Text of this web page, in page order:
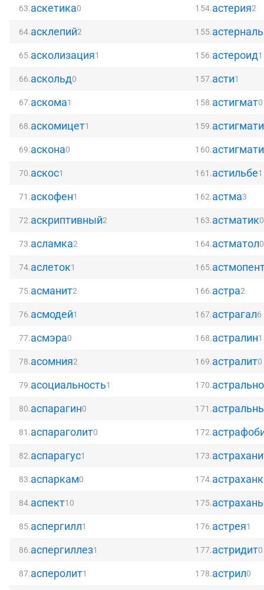
63.аскетика0
64.асклепий2
65.асколизация1
66.аскольд0
67.аскома1
68.аскомицет1
69.аскона0
70.аскос1
71.аскофен1
72.аскриптивный2
73.асламка2
74.аслеток1
75.асманит2
76.асмодей1
77.асмэра0
78.асомния2
79.асоциальность1
80.аспарагин0
81.аспараголит0
82.аспарагус1
83.аспаркам0
84.аспект10
85.аспергилл1
86.аспергиллез1
87.асперолит1
154.астерия2
155.
156.астероид1
157.асти1
158.астигмат0
159.
160.
161.астильбе1
162.астма3
163.астматик0
164.астматол0
165.
166.астра2
167.астрагал6
168.астралин1
169.астралит0
170.
171.
172.
173.
174.
175.астрахань
176.астрея1
177.астридит0
178.астрил0